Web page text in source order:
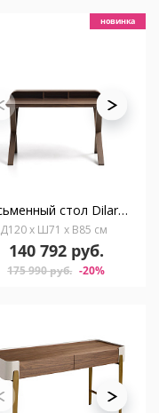
новинка
Письменный стол Dilare с отделкой из орехового шпона, 120 x 85 см
Д120 x Ш71 x В85 см
140 792 руб.
175 990 руб. -20%